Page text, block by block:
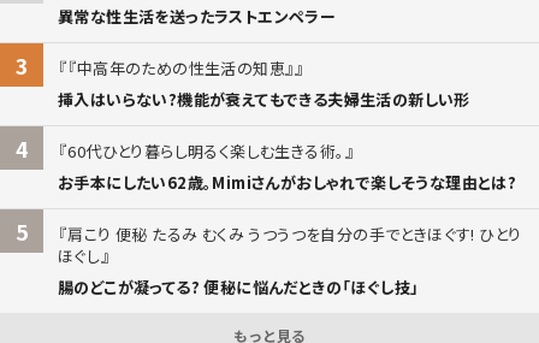
異常な性生活を送ったラストエンペラー
3
『中高年のための性生活の知恵』
挿入はいらない?機能が衰えてもできる夫婦生活の新しい形
4
60代ひとり暮らし明るく楽しむ生きる術。
お手本にしたい62歳。Mimiさんがおしゃれで楽しそうな理由とは?
5
肩こり 便秘 たるみ むくみ うつうつを自分の手でときほぐす! ひとり
ほぐし
腸のどこが凝ってる? 便秘に悩んだときの「ほぐし技」
もっと見る